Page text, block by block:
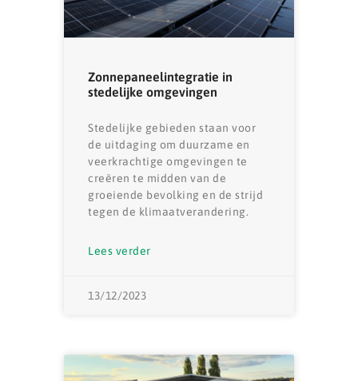
Zonnepaneelintegratie in
stedelijke omgevingen
Stedelijke gebieden staan ​​voor
de uitdaging om duurzame en
veerkrachtige omgevingen te
creëren te midden van de
groeiende bevolking en de strijd
tegen de klimaatverandering.
Lees verder
13/12/2023